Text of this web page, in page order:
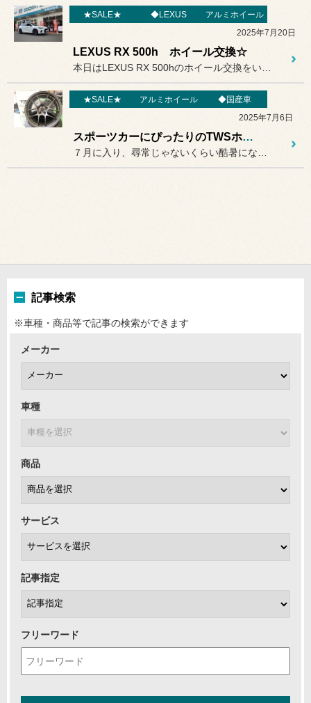
★SALE★ ◆LEXUS
アルミホイール
2025年7月20日
LEXUS RX 500h ホイール交換☆
★SALE★ アルミホイール
◆国産車
2025年7月6日
スポーツカーにぴったりのTWSホイール入荷☆
記事検索
※車種・商品等で記事の検索ができます
メーカー
車種
商品
サービス
記事指定
フリーワード